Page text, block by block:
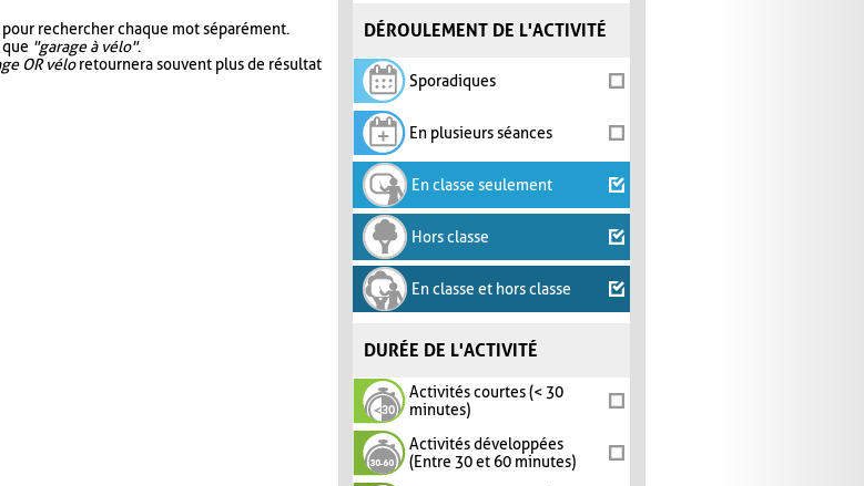
DÉROULEMENT DE L'ACTIVITÉ
Sporadiques
En plusieurs séances
En classe seulement
Hors classe
En classe et hors classe
DURÉE DE L'ACTIVITÉ
Activités courtes (< 30
minutes)
Activités développées
(Entre 30 et 60 minutes)
rechercher chaque mot séparément.
"garage à vélo".
OR véloretournera souvent plus de résultat